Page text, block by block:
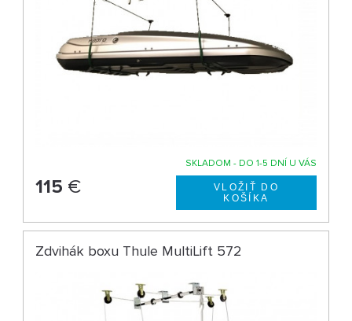
SKLADOM - DO 1-5 DNÍ U VÁS
115 €
Zdvihák boxu Thule MultiLift 572